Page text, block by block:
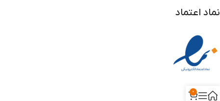
نماد اعتماد
0